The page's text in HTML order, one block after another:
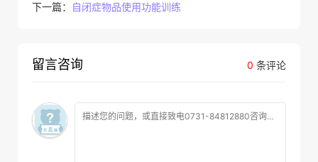
下一篇：
自闭症物品使用功能训练
0 条评论
留言咨询